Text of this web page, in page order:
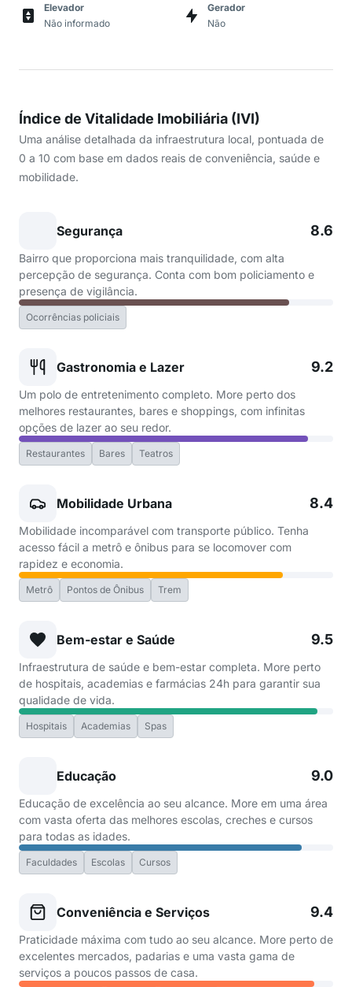
Elevador
Não informado
Gerador
Não
Índice de Vitalidade Imobiliária (IVI)
Uma análise detalhada da infraestrutura local, pontuada de
0 a 10 com base em dados reais de conveniência, saúde e
mobilidade.
Segurança 8.6
Bairro que proporciona mais tranquilidade, com alta
percepção de segurança. Conta com bom policiamento e
presença de vigilância.
Ocorrências policiais
Gastronomia e Lazer 9.2
Um polo de entretenimento completo. More perto dos
melhores restaurantes, bares e shoppings, com infinitas
opções de lazer ao seu redor.
Restaurantes Bares Teatros
Mobilidade Urbana 8.4
Mobilidade incomparável com transporte público. Tenha
acesso fácil a metrô e ônibus para se locomover com
rapidez e economia.
Metrô Pontos de Ônibus Trem
Bem-estar e Saúde 9.5
Infraestrutura de saúde e bem-estar completa. More perto
de hospitais, academias e farmácias 24h para garantir sua
qualidade de vida.
Hospitais Academias Spas
Educação 9.0
Educação de excelência ao seu alcance. More em uma área
com vasta oferta das melhores escolas, creches e cursos
para todas as idades.
Faculdades Escolas Cursos
Conveniência e Serviços 9.4
Praticidade máxima com tudo ao seu alcance. More perto de
excelentes mercados, padarias e uma vasta gama de
serviços a poucos passos de casa.